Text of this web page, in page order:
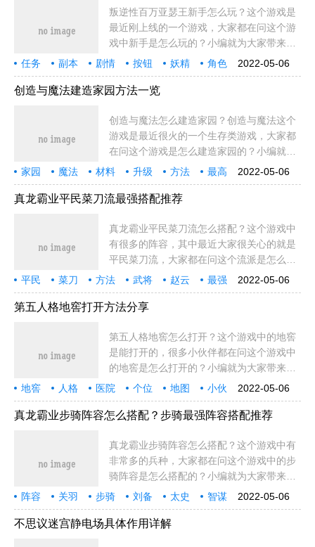
叛逆性百万亚瑟王新手怎么玩？这个游戏是
最近刚上线的一个游戏，大家都在问这个游
戏中新手是怎么玩的？小编就为大家带来了
这个叛逆性百万亚瑟王新手玩法技巧解析！
叛逆性百万亚瑟王攻略大全（一）创建角
色，初始教程
2022-05-06
任务 副本 剧情 按钮 妖精
角色
玩家
菜单 对话 叛逆性 新手 叛逆
主城
怪物
敌人 系统 奖励
创造与魔法建造家园方法一览
创造与魔法怎么建造家园？创造与魔法这个
游戏是最近很火的一个生存类游戏，大家都
在问这个游戏是怎么建造家园的？小编就为
大家带来了这个游戏建造家园方法分享！创
造与魔法建造家园方法介绍A：点击左上角
的制作栏，
2022-05-06
家园 魔法 材料 升级 方法
最高
等级
合适 人数 位置 内容 功能
图案
地点
基石 大全 宠物 就是
真龙霸业平民菜刀流最强搭配推荐
真龙霸业平民菜刀流怎么搭配？这个游戏中
有很多的阵容，其中最近大家很关心的就是
平民菜刀流，大家都在问这个流派是怎么搭
配的？小编就为大家带来了真龙霸业平民菜
刀流最强搭配推荐！菜刀流(纯攻击组合)武
将：张飞
2022-05-06
平民 菜刀 方法 武将 赵云
最强
真龙
霸业 推荐 阵容 就是 技巧
竞技
魏延
攻击 组合 不错
第五人格地窖打开方法分享
第五人格地窖怎么打开？这个游戏中的地窖
是能打开的，很多小伙伴都在问这个游戏中
的地窖是怎么打开的？小编就为大家带来了
第五人格地窖打开方法分享！第五人格地窖
怎么打开？1、每张图地窖是固定3个位置，
看了两个
2022-05-06
地窖 人格 医院 个位 地图
小伙
小伙伴
废墟 机子 三角 方法 两个
位置
内容
小屋 就是 工厂 方向 更多 木屋
真龙霸业步骑阵容怎么搭配？步骑最强阵容搭配推荐
真龙霸业步骑阵容怎么搭配？这个游戏中有
非常多的兵种，大家都在问这个游戏中的步
骑阵容是怎么搭配的？小编就为大家带来了
步骑最强阵容搭配推荐！阵容一武将：刘备
甄姬 关羽 曹操强度：★★★★★★评价：此
阵容
2022-05-06
阵容 关羽 步骑 刘备 太史
智谋
武将
组合 最强 强度 战法 方面
难度
神将
评价 真龙 霸业 推荐
不思议迷宫静电场具体作用详解